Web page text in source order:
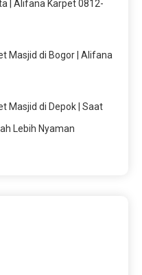
| Alifana Karpet 0812-
Masjid di Bogor | Alifana
Masjid di Depok | Saat
Lebih Nyaman